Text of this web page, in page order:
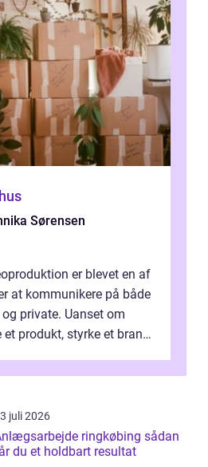
Sørensen
er blevet en af
at kommunikere på både
private. Uanset om
produkt, styrke et brand,
juli 2026
ringkøbing sådan
du et holdbart resultat